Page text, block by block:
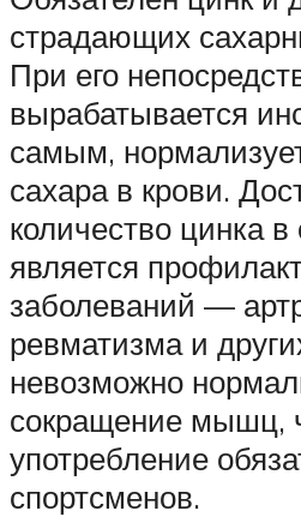
страдающих
При его
вырабатывается
самым,
сахара в крови.
количество цинка в
является
заболеваний —
ревматизма и
невозможно
сокращение мышц,
употребление
спортсменов.